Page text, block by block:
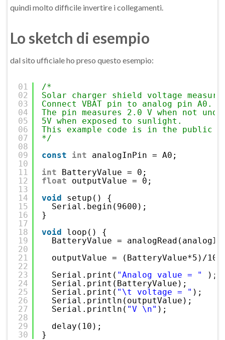
quindi molto difficile invertire i collegamenti.
Lo sketch di esempio
dal sito ufficiale ho preso questo esempio:
01
02
03
04
05
06
07
08
09
10
11
12
13
14
15
16
17
18
19
20
21
22
23
24
25
26
27
28
29
30
/*
Solar charger shield voltage
Connect VBAT pin to analog pin A0.
The pin measures 2.0 V when not
5V when exposed to sunlight.
This example code is in the public
*/
const
int
analogInPin = A0;
int
BatteryValue = 0;
float
outputValue = 0;
void
setup() {
Serial.begin(9600);
}
void
loop() {
BatteryValue =
outputValue = (BatteryValue*5)/
Serial.print( "Analog value = "
);
Serial.print(BatteryValue);
Serial.print( "\t voltage = " );
Serial.println(outputValue);
Serial.println( "V \n" );
delay(10);
}